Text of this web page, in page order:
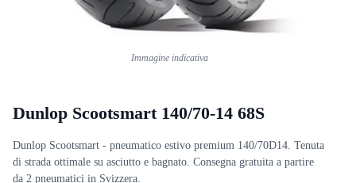
Immagine indicativa
Dunlop Scootsmart 140/70-14 68S
Dunlop Scootsmart - pneumatico estivo premium 140/70D14. Tenuta
di strada ottimale su asciutto e bagnato. Consegna gratuita a partire
da 2 pneumatici in Svizzera.